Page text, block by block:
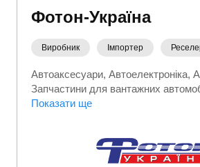
Фотон-Україна
Виробник Імпортер
Автоаксесуари Автоелектроніка
Запчастини для вантажних
Запчастини та автотовари
Показати ще